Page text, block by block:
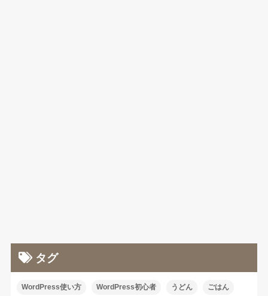
タグ
WordPress使い方 WordPress初心者 うどん ごはん